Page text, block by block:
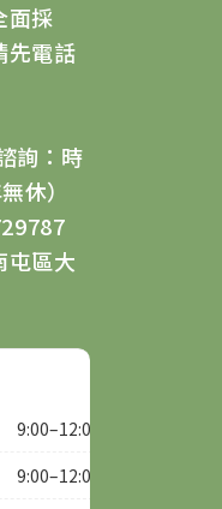
面採
先電話
詢：時
休）
屯區大
9:00–12:00
9:00–12:00